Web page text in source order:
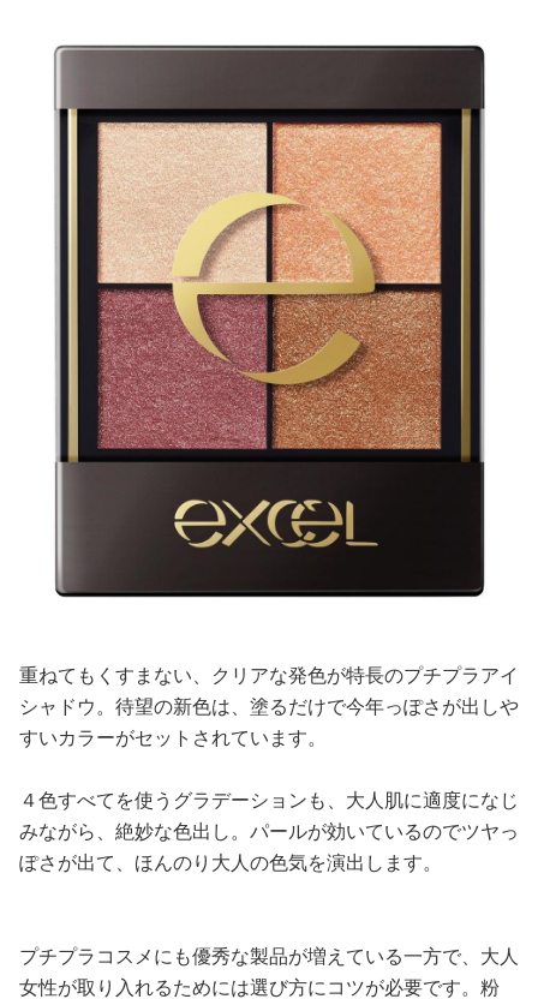
重ねてもくすまない、クリアな発色が特長のプチプラアイ
シャドウ。待望の新色は、塗るだけで今年っぽさが出しや
すいカラーがセットされています。
４色すべてを使うグラデーションも、大人肌に適度になじ
みながら、絶妙な色出し。パールが効いているのでツヤっ
ぽさが出て、ほんのり大人の色気を演出します。
プチプラコスメにも優秀な製品が増えている一方で、大人
女性が取り入れるためには選び方にコツが必要です。粉